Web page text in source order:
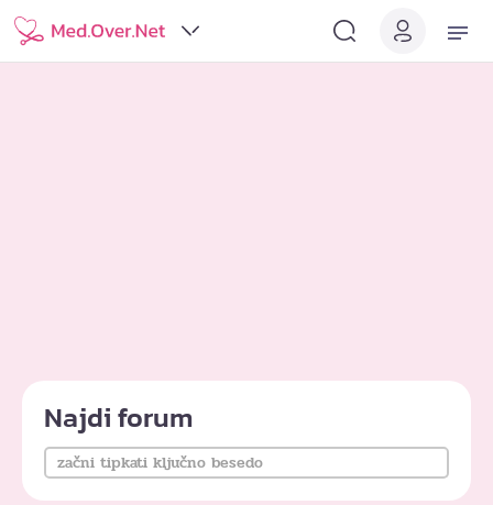
Najdi forum